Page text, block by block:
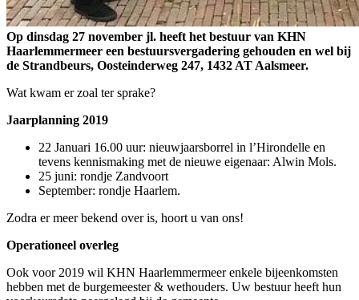
Op dinsdag 27 november jl. heeft het bestuur van KHN
Haarlemmermeer een bestuursvergadering gehouden en wel bij
de Strandbeurs, Oosteinderweg 247, 1432 AT Aalsmeer.
Wat kwam er zoal ter sprake?
Jaarplanning 2019
22 Januari 16.00 uur: nieuwjaarsborrel in l’Hirondelle en
tevens kennismaking met de nieuwe eigenaar: Alwin Mols.
25 juni: rondje Zandvoort
September: rondje Haarlem.
Zodra er meer bekend over is, hoort u van ons!
Operationeel overleg
Ook voor 2019 wil KHN Haarlemmermeer enkele bijeenkomsten
hebben met de burgemeester & wethouders. Uw bestuur heeft hun